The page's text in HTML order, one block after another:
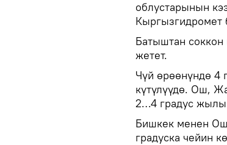
облустарынын
Кыргызгидромет
Батыштан
жетет.
Чүй өрөөнүндө 4
күтүлүүдө. Ош,
2…4 градус
Бишкек менен
градуска чейин